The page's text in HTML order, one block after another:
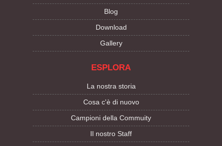
Blog
Download
Gallery
ESPLORA
La nostra storia
Cosa c'è di nuovo
Campioni della Commuity
Il nostro Staff